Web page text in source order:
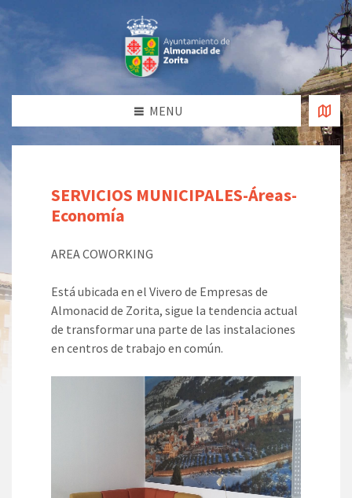
MENU
SERVICIOS MUNICIPALES-Áreas-
Economía
AREA COWORKING
Está ubicada en el Vivero de Empresas de
Almonacid de Zorita, sigue la tendencia actual
de transformar una parte de las instalaciones
en centros de trabajo en común.